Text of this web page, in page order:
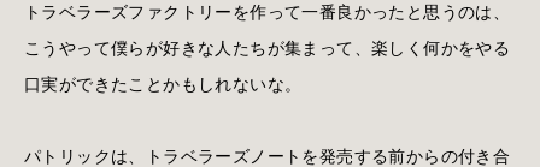
トラベラーズファクトリーを作って一番良かったと思うのは、
こうやって僕らが好きな人たちが集まって、楽しく何かをやる
口実ができたことかもしれないな。
パトリックは、トラベラーズノートを発売する前からの付き合